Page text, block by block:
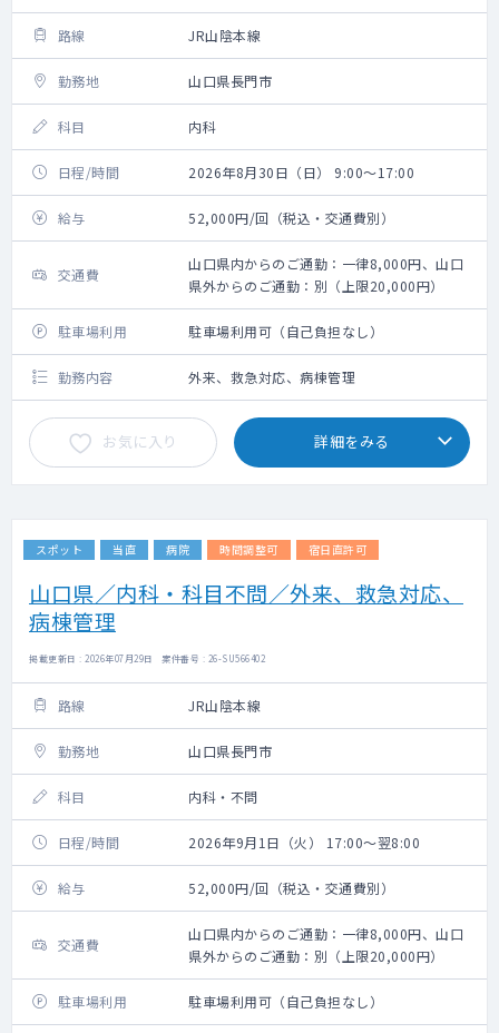
路線 JR山陰本線
勤務地 山口県長門市
科目 内科
日程/時間 2026年8月30日（日） 9:00～17:00
給与 52,000円/回（税込・交通費別）
交通費
山口県内からのご通勤：一律8,000円、山口
県外からのご通勤：別（上限20,000円）
駐車場利用 駐車場利用可（自己負担なし）
勤務内容 外来、救急対応、病棟管理
お気に入り 詳細をみる
スポット 当直 病院 時間調整可 宿日直許可
山口県／内科・科目不問／外来、救急対応、
病棟管理
掲載更新日 : 2026年07月29日 案件番号 : 26-SU566402
路線 JR山陰本線
勤務地 山口県長門市
科目 内科・不問
日程/時間 2026年9月1日（火） 17:00～翌8:00
給与 52,000円/回（税込・交通費別）
交通費
山口県内からのご通勤：一律8,000円、山口
県外からのご通勤：別（上限20,000円）
駐車場利用 駐車場利用可（自己負担なし）